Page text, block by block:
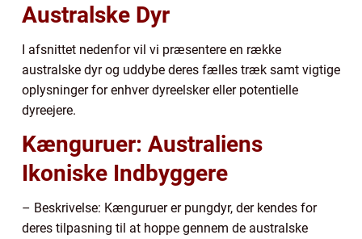
Australske Dyr
I afsnittet nedenfor vil vi præsentere en række
australske dyr og uddybe deres fælles træk samt vigtige
oplysninger for enhver dyreelsker eller potentielle
dyreejere.
Kænguruer: Australiens
Ikoniske Indbyggere
– Beskrivelse: Kænguruer er pungdyr, der kendes for
deres tilpasning til at hoppe gennem de australske